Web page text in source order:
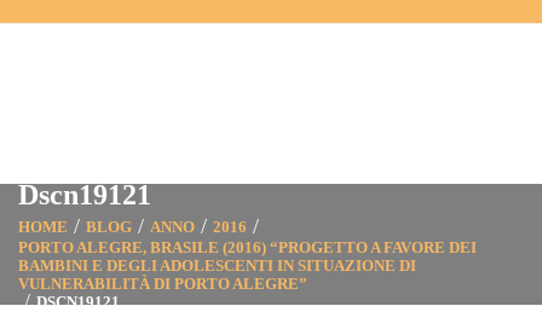
Dscn19121
HOME BLOG ANNO
2016
PORTO ALEGRE, BRASILE (2016) “PROGETTO A FAVORE DEI
BAMBINI E DEGLI ADOLESCENTI IN SITUAZIONE DI
VULNERABILITÀ DI PORTO ALEGRE”
DSCN19121